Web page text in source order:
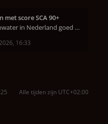
met score SCA 90+
Dat kraanwater in Nederland goed is heeft helema
16:33
Alle tijden zijn UTC+02:00